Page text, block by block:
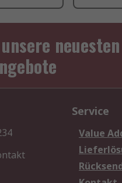
neuesten
Service
Value